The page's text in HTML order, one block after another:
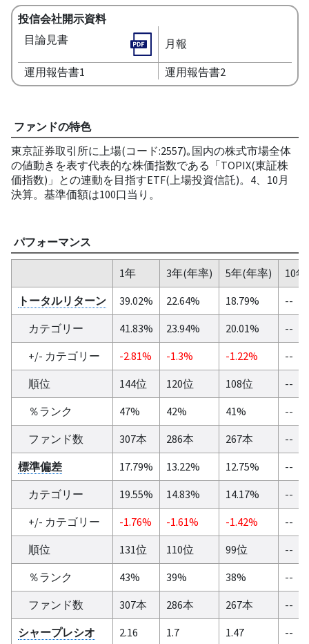
投信会社開示資料
目論見書
月報
運用報告書1 運用報告書2
ファンドの特色
東京証券取引所に上場(コード:2557)｡国内の株式市場全体
の値動きを表す代表的な株価指数である「TOPIX(東証株
価指数)」との連動を目指すETF(上場投資信託)。4、10月
決算。基準価額は100口当り。
パフォーマンス
1年 3年(年率) 5年(年率)
10
トータルリターン
39.02% 22.64% 18.79%
--
カテゴリー
41.83% 23.94% 20.01%
--
+/- カテゴリー
-2.81% -1.3% -1.22%
--
順位
144位 120位 108位
--
％ランク
47% 42% 41%
--
ファンド数
307本 286本 267本
--
標準偏差
17.79% 13.22% 12.75%
--
カテゴリー
19.55% 14.83% 14.17%
--
+/- カテゴリー
-1.76% -1.61% -1.42%
--
順位
131位 110位 99位
--
％ランク
43% 39% 38%
--
ファンド数
307本 286本 267本
--
シャープレシオ
2.16 1.7 1.47 --